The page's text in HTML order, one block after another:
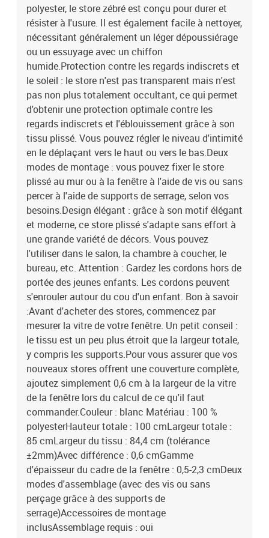
polyester, le store zébré est conçu pour durer et
résister à l'usure. Il est également facile à nettoyer,
nécessitant généralement un léger dépoussiérage
ou un essuyage avec un chiffon
humide.Protection contre les regards indiscrets et
le soleil : le store n'est pas transparent mais n'est
pas non plus totalement occultant, ce qui permet
d'obtenir une protection optimale contre les
regards indiscrets et l'éblouissement grâce à son
tissu plissé. Vous pouvez régler le niveau d'intimité
en le déplaçant vers le haut ou vers le bas.Deux
modes de montage : vous pouvez fixer le store
plissé au mur ou à la fenêtre à l'aide de vis ou sans
percer à l'aide de supports de serrage, selon vos
besoins.Design élégant : grâce à son motif élégant
et moderne, ce store plissé s'adapte sans effort à
une grande variété de décors. Vous pouvez
l'utiliser dans le salon, la chambre à coucher, le
bureau, etc. Attention : Gardez les cordons hors de
portée des jeunes enfants. Les cordons peuvent
s'enrouler autour du cou d'un enfant. Bon à savoir
:Avant d'acheter des stores, commencez par
mesurer la vitre de votre fenêtre. Un petit conseil :
le tissu est un peu plus étroit que la largeur totale,
y compris les supports.Pour vous assurer que vos
nouveaux stores offrent une couverture complète,
ajoutez simplement 0,6 cm à la largeur de la vitre
de la fenêtre lors du calcul de ce qu'il faut
commander.Couleur : blanc Matériau : 100 %
polyesterHauteur totale : 100 cmLargeur totale :
85 cmLargeur du tissu : 84,4 cm (tolérance
±2mm)Avec différence : 0,6 cmGamme
d'épaisseur du cadre de la fenêtre : 0,5-2,3 cmDeux
modes d'assemblage (avec des vis ou sans
perçage grâce à des supports de
serrage)Accessoires de montage
inclusAssemblage requis : oui